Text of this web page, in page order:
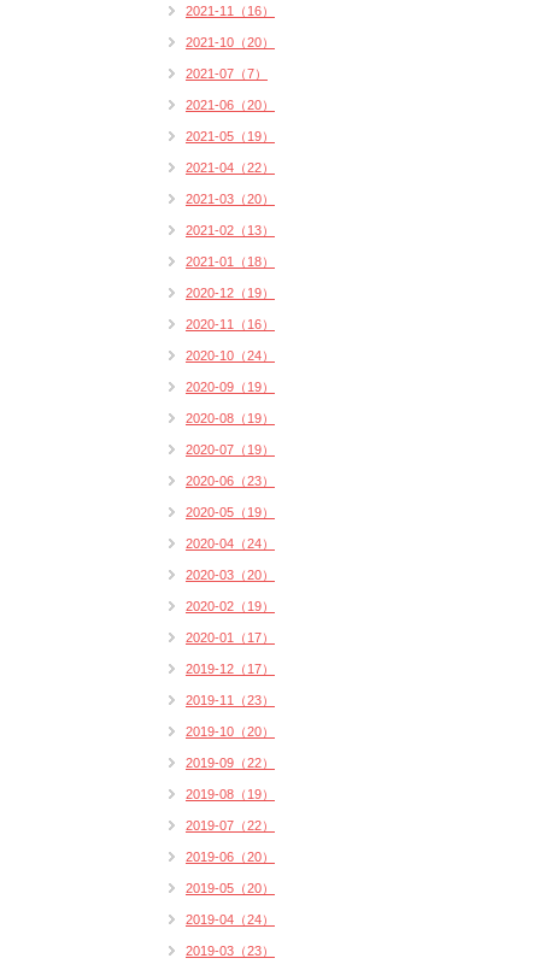
2021-11（16）
2021-10（20）
2021-07（7）
2021-06（20）
2021-05（19）
2021-04（22）
2021-03（20）
2021-02（13）
2021-01（18）
2020-12（19）
2020-11（16）
2020-10（24）
2020-09（19）
2020-08（19）
2020-07（19）
2020-06（23）
2020-05（19）
2020-04（24）
2020-03（20）
2020-02（19）
2020-01（17）
2019-12（17）
2019-11（23）
2019-10（20）
2019-09（22）
2019-08（19）
2019-07（22）
2019-06（20）
2019-05（20）
2019-04（24）
2019-03（23）